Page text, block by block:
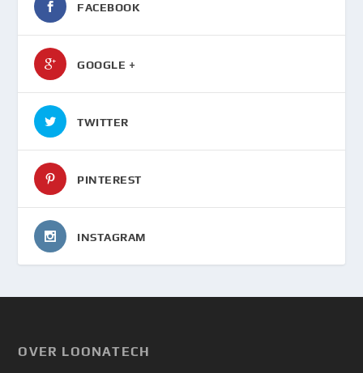
FACEBOOK
GOOGLE +
TWITTER
PINTEREST
INSTAGRAM
OVER LOONATECH